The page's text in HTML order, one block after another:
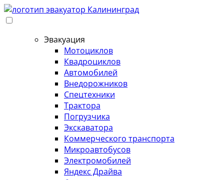
Перейти
к
Эвакуация
Мотоциклов
Квадроциклов
Автомобилей
Внедорожников
Спецтехники
Трактора
Погрузчика
Экскаватора
Коммерческого транспорта
Микроавтобусов
Электромобилей
Яндекс Драйва